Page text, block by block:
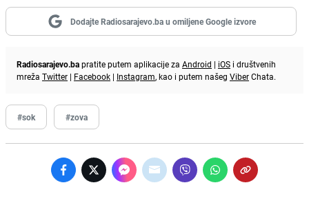
Dodajte Radiosarajevo.ba u omiljene Google izvore
Radiosarajevo.bapratite putem aplikacije za Android | iOS i društvenih
mreža Twitter | Facebook | Instagram, kao i putem našeg ViberChata.
#sok #zova